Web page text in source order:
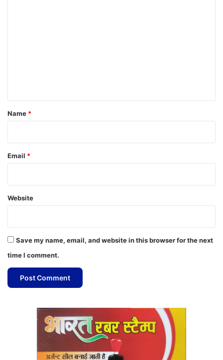
*
Name *
Email *
Website
Save my name, email, and website in this browser for the next
time I comment.